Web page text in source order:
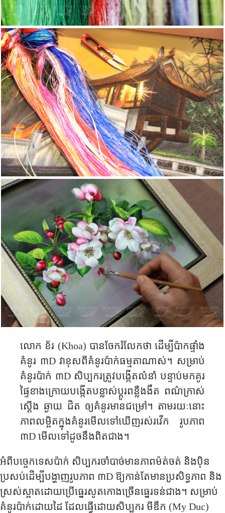
លោក ខ័រ (Khoa) បានចែករំលែក​ថា​ ដើម្បី​ប៉ាកផ្ទាំង
គំនូរ​ ៣D​ វា​ខុស​ពី​គំនូរ​ប៉ាក់​ធម្មតាណាស់​។ សម្រាប់​
គំនូរប៉ាក់ ៣D​ សិប្បករត្រូវ​បង្កើត​លំនាំ​ បន្ទាប់​មក​គូរ​
ផ្ទៃ​ខាង​ក្រោយ​បង្កើត​បន្លាស់ប្តូរ​ពន្លឺ​​ងងឹត​ ពណ៌ក្រាស់
ស្ដើង ឆ្ងាយ ជិត ឲ្យគំនូរមានជម្រៅ។ តាមរយៈនោះ
ភាពលម្អិត​ក្នុង​គំនូរ​​មើល​ទៅឃើញរស់​រវើក​ រូបភាព
៣D ​មើល​ទៅ​ដូចនឹងពិត​ជាង​។
អំពី​បច្ចេកទេស​ប៉ាក់​ សិប្បករចាំបាច់​មាន​ភាព​ម៉ត់​ចត់​ និង​ប៉ិន​
ប្រសប់​ដើម្បី​បង្ហាញ​រូបភាព​ ៣D ឱ្យ​កាន់តែ​មាន​ប្រសិទ្ធភាព​ និង​
ស្រស់ស្អាត​ដោយ​ប្រើ​ធ្នេរសូតកោងច្រើនធ្នេរទន់​ជាង​។ សម្រាប់
គំនូរ​ប៉ាក់​ដោយដៃ​ ដែល​ធ្វើដោយ​សិប្បករ មីឌឹក (My Duc) ​